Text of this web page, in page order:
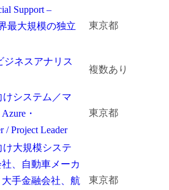
品・CRO・医療機器）
Support –
最大規模の独立
東京都
ジネスアナリス
複数あり
けシステム／マ
・
/ Project Leader
東京都
け大規模システ
、自動車メーカ
手金融会社、航
東京都